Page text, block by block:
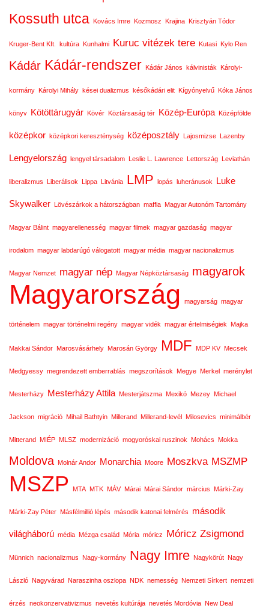
Kossuth utca Kovács Imre Kozmosz Krajina Krisztyán Tódor
Kruger-Bent Kft. kultúra Kunhalmi Kuruc vitézek tere Kutasi Kylo Ren
Kádár Kádár-rendszer Kádár János kálvinisták Károlyi-
kormány Károlyi Mihály kései dualizmus későkádári elit Kígyónyelvű Kóka János
könyv Kötöttárugyár Kövér Köztársaság tér Közép-Európa Középfölde
középkor középkori kereszténység középosztály Lajosmizse Lazenby
Lengyelország lengyel társadalom Leslie L. Lawrence Lettország Leviathán
liberalizmus Liberálisok Lippa Litvánia LMP lopás luheránusok Luke
Skywalker Lövészárkok a hátországban maffia Magyar Autonóm Tartomány
Magyar Bálint magyarellenesség magyar filmek magyar gazdaság magyar
irodalom magyar labdarúgó válogatott magyar média magyar nacionalizmus
Magyar Nemzet magyar nép Magyar Népköztársaság magyarok
Magyarország magyarság magyar
történelem magyar történelmi regény magyar vidék magyar értelmiségiek Majka
Makkai Sándor Marosvásárhely Marosán György MDF MDP KV Mecsek
Medgyessy megrendezett emberrablás megszorítások Megye Merkel merénylet
Mesterházy Mesterházy Attila Mesterjátszma Mexikó Mezey Michael
Jackson migráció Mihail Bathtyin Millerand Millerand-levél Milosevics minimálbér
Mitterand MIÉP MLSZ modernizáció mogyoróskai ruszinok Mohács Mokka
Moldova Molnár Andor Monarchia Moore Moszkva MSZMP
MSZP MTA MTK MÁV Márai Márai Sándor március Márki-Zay
Márki-Zay Péter Másfélmillió lépés második katonai felmérés második
világháború média Mézga család Mória móricz Móricz Zsigmond
Münnich nacionalizmus Nagy-kormány Nagy Imre Nagykörút Nagy
László Nagyvárad Naraszinha oszlopa NDK nemesség Nemzeti Sírkert nemzeti
érzés neokonzervativizmus nevetés kultúrája nevetés Mordóvia New Deal